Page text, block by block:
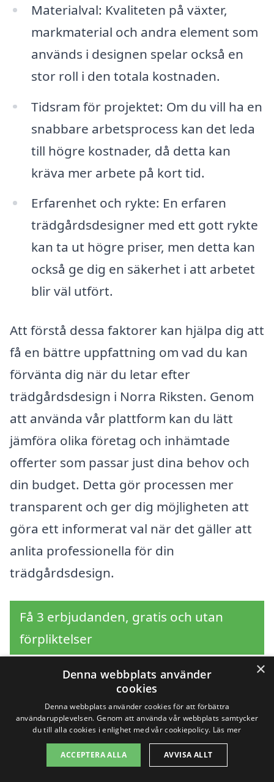
Materialval: Kvaliteten på växter,
markmaterial och andra element som
används i designen spelar också en
stor roll i den totala kostnaden.
Tidsram för projektet: Om du vill ha en
snabbare arbetsprocess kan det leda
till högre kostnader, då detta kan
kräva mer arbete på kort tid.
Erfarenhet och rykte: En erfaren
trädgårdsdesigner med ett gott rykte
kan ta ut högre priser, men detta kan
också ge dig en säkerhet i att arbetet
blir väl utfört.
Att förstå dessa faktorer kan hjälpa dig att
få en bättre uppfattning om vad du kan
förvänta dig när du letar efter
trädgårdsdesign i Norra Riksten. Genom
att använda vår plattform kan du lätt
jämföra olika företag och inhämtade
offerter som passar just dina behov och
din budget. Detta gör processen mer
transparent och ger dig möjligheten att
göra ett informerat val när det gäller att
anlita professionella för din
trädgårdsdesign.
Få 3 erbjudanden, gratis och utan
förpliktelser
Sök efter en
professionell för
trädgårdsdesign i andra
×
Denna webbplats använder
cookies
Denna webbplats använder cookies för att förbättra
användarupplevelsen. Genom att använda vår webbplats samtycker
du till alla cookies i enlighet med vår cookiepolicy. Läs mer
ACCEPTERA ALLA AVVISA ALLT